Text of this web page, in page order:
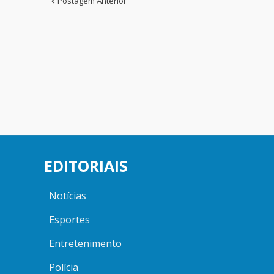
EDITORIAIS
Notícias
Esportes
Entretenimento
Polícia